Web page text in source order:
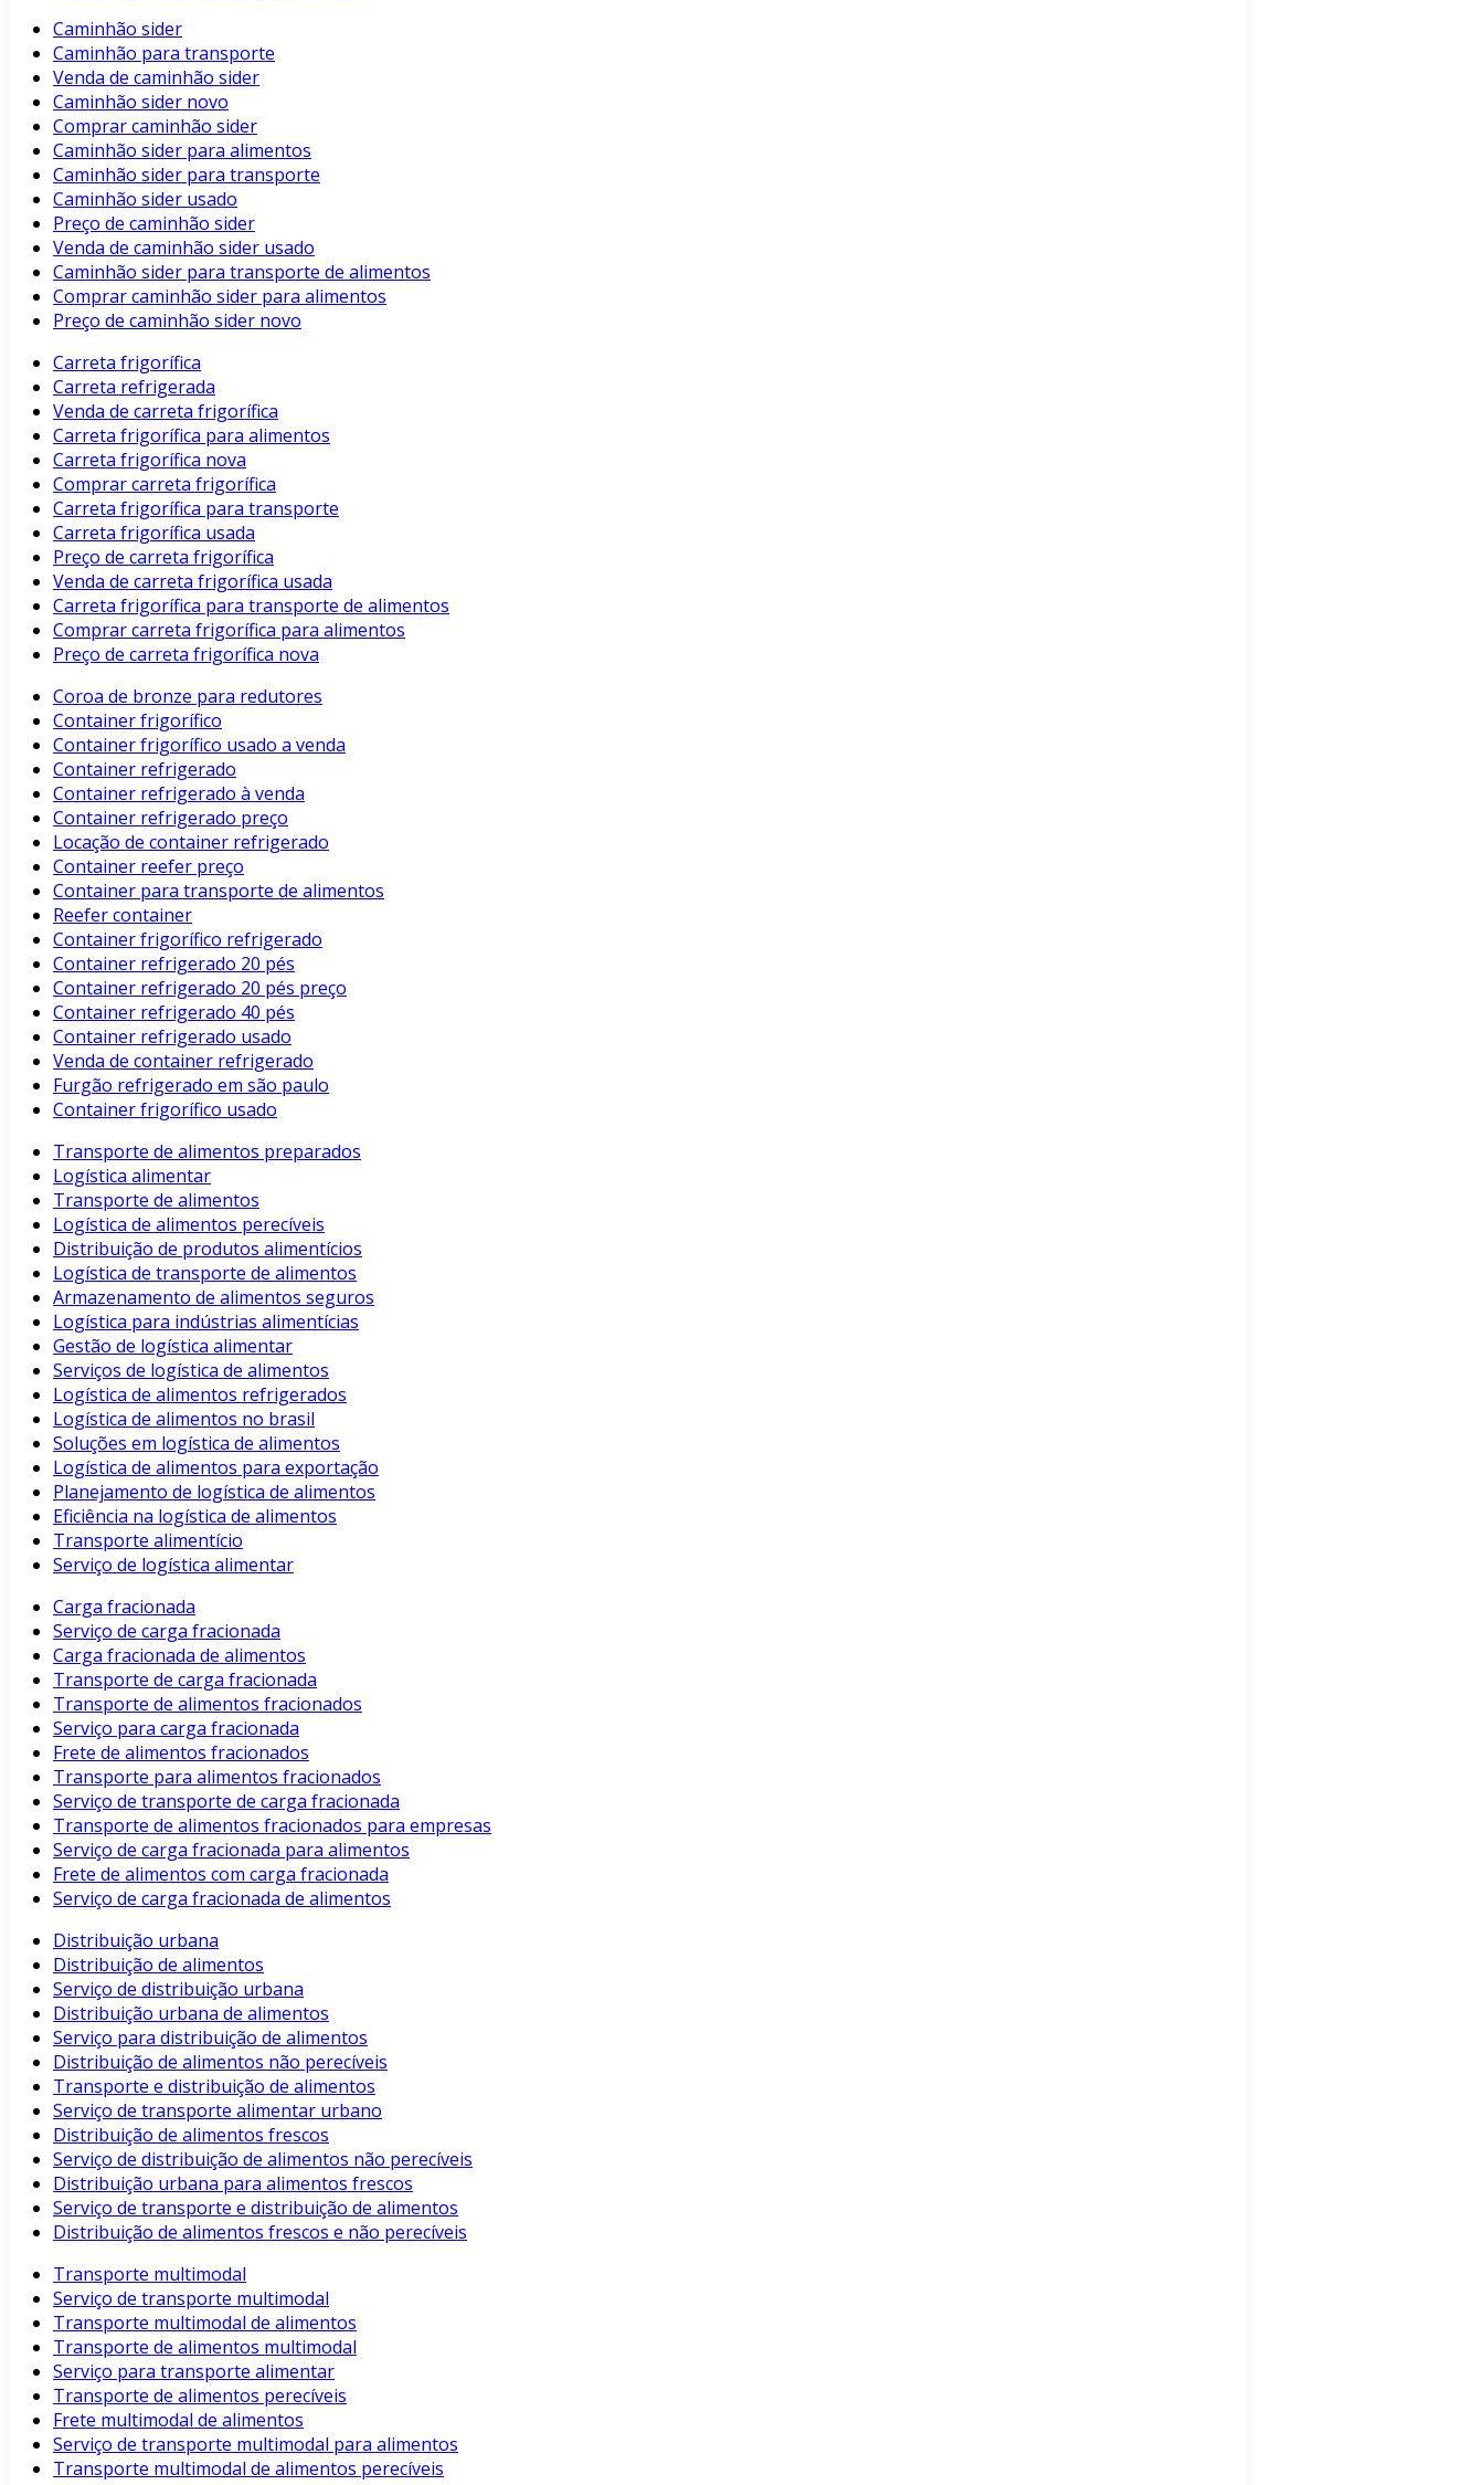
Caminhão sider
Caminhão para transporte
Venda de caminhão sider
Caminhão sider novo
Comprar caminhão sider
Caminhão sider para alimentos
Caminhão sider para transporte
Caminhão sider usado
Preço de caminhão sider
Venda de caminhão sider usado
Caminhão sider para transporte de alimentos
Comprar caminhão sider para alimentos
Preço de caminhão sider novo
Carreta frigorífica
Carreta refrigerada
Venda de carreta frigorífica
Carreta frigorífica para alimentos
Carreta frigorífica nova
Comprar carreta frigorífica
Carreta frigorífica para transporte
Carreta frigorífica usada
Preço de carreta frigorífica
Venda de carreta frigorífica usada
Carreta frigorífica para transporte de alimentos
Comprar carreta frigorífica para alimentos
Preço de carreta frigorífica nova
Coroa de bronze para redutores
Container frigorífico
Container frigorífico usado a venda
Container refrigerado
Container refrigerado à venda
Container refrigerado preço
Locação de container refrigerado
Container reefer preço
Container para transporte de alimentos
Reefer container
Container frigorífico refrigerado
Container refrigerado 20 pés
Container refrigerado 20 pés preço
Container refrigerado 40 pés
Container refrigerado usado
Venda de container refrigerado
Furgão refrigerado em são paulo
Container frigorífico usado
Transporte de alimentos preparados
Logística alimentar
Transporte de alimentos
Logística de alimentos perecíveis
Distribuição de produtos alimentícios
Logística de transporte de alimentos
Armazenamento de alimentos seguros
Logística para indústrias alimentícias
Gestão de logística alimentar
Serviços de logística de alimentos
Logística de alimentos refrigerados
Logística de alimentos no brasil
Soluções em logística de alimentos
Logística de alimentos para exportação
Planejamento de logística de alimentos
Eficiência na logística de alimentos
Transporte alimentício
Serviço de logística alimentar
Carga fracionada
Serviço de carga fracionada
Carga fracionada de alimentos
Transporte de carga fracionada
Transporte de alimentos fracionados
Serviço para carga fracionada
Frete de alimentos fracionados
Transporte para alimentos fracionados
Serviço de transporte de carga fracionada
Transporte de alimentos fracionados para empresas
Serviço de carga fracionada para alimentos
Frete de alimentos com carga fracionada
Serviço de carga fracionada de alimentos
Distribuição urbana
Distribuição de alimentos
Serviço de distribuição urbana
Distribuição urbana de alimentos
Serviço para distribuição de alimentos
Distribuição de alimentos não perecíveis
Transporte e distribuição de alimentos
Serviço de transporte alimentar urbano
Distribuição de alimentos frescos
Serviço de distribuição de alimentos não perecíveis
Distribuição urbana para alimentos frescos
Serviço de transporte e distribuição de alimentos
Distribuição de alimentos frescos e não perecíveis
Transporte multimodal
Serviço de transporte multimodal
Transporte multimodal de alimentos
Transporte de alimentos multimodal
Serviço para transporte alimentar
Transporte de alimentos perecíveis
Frete multimodal de alimentos
Serviço de transporte multimodal para alimentos
Transporte multimodal de alimentos perecíveis